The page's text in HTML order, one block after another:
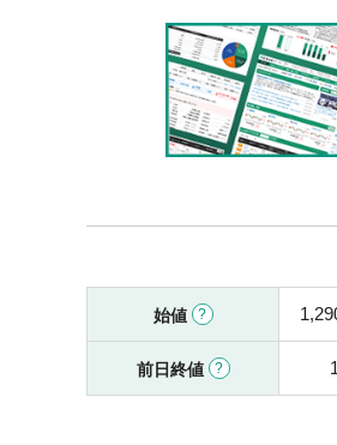
始値
前日終値